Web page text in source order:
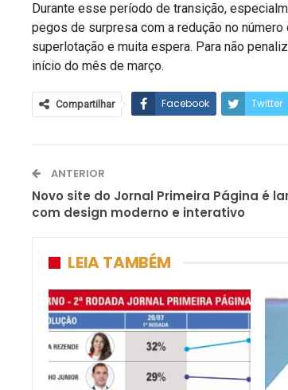
Durante esse período de transição,
pegos de surpresa com a redução no
superlotação e muita espera. Para não
início do mês de março.
Compartilhar Facebook Twitter
ANTERIOR
Novo site do Jornal Primeira Página é
com design moderno e interativo
LEIA TAMBÉM